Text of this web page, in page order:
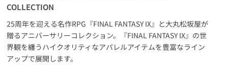
COLLECTION
25周年を迎える名作RPG『FINAL FANTASY IX』と大丸松坂屋が
贈るアニバーサリーコレクション。『FINAL FANTASY IX』の世
界観を纏うハイクオリティなアパレルアイテムを豊富なライン
アップで展開します。